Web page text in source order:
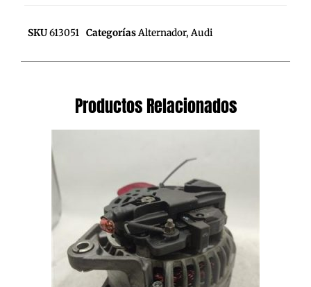
SKU613051 CategoríasAlternador, Audi
Productos Relacionados